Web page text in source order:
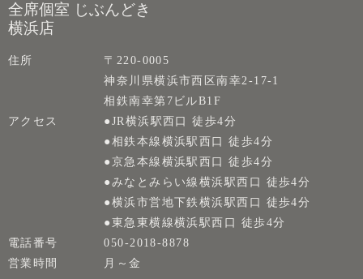
全席個室 じぶんどき
横浜店
住所
〒220-0005
神奈川県横浜市西区南幸2-17-1
相鉄南幸第7ビルB1F
アクセス
●JR横浜駅西口 徒歩4分
●相鉄本線横浜駅西口 徒歩4分
●京急本線横浜駅西口 徒歩4分
●みなとみらい線横浜駅西口 徒歩4分
●横浜市営地下鉄横浜駅西口 徒歩4分
●東急東横線横浜駅西口 徒歩4分
電話番号
050-2018-8878
営業時間
月～金